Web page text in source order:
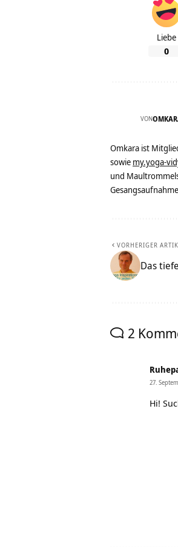
Liebe
0
VON
Omkara ist
sowie my.yoga-
und
VORHERIGER
Das
2
27.
Hi!